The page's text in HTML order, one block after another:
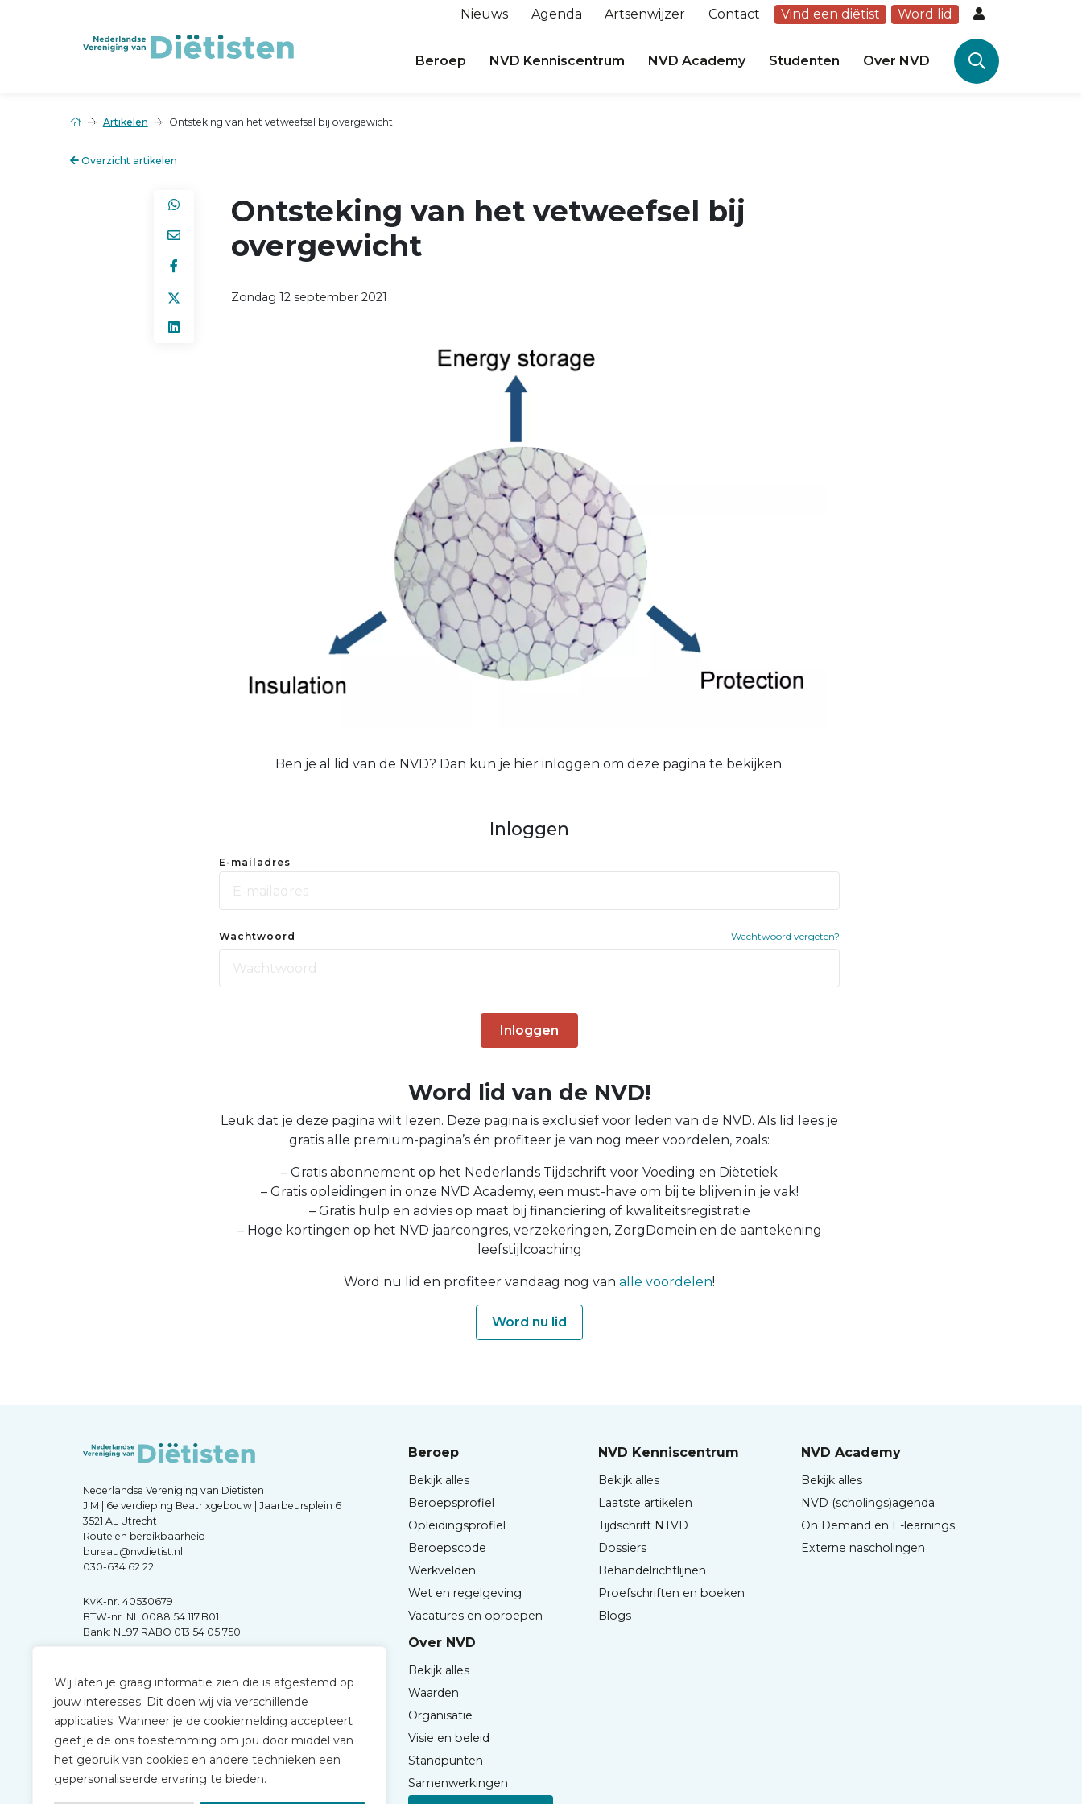
Wij laten je graag informatie zien die is afgestemd op
jouw interesses. Dit doen wij via verschillende
applicaties. Wanneer je de cookiemelding accepteert
geef je de ons toestemming om jou door middel van
het gebruik van cookies en andere technieken een
gepersonaliseerde ervaring te bieden.
Nieuws Agenda Artsenwijzer Contact Vind een diëtist Word lid
Beroep NVD Kenniscentrum NVD Academy Studenten Over NVD
Artikelen Ontsteking van het vetweefsel bij overgewicht
Overzicht artikelen
Ontsteking van het vetweefsel bij
overgewicht
Zondag 12 september 2021
Ben je al lid van de NVD? Dan kun je hier inloggen om deze pagina te bekijken.
Inloggen
E-mailadres
Wachtwoord Wachtwoord vergeten?
Inloggen
Word lid van de NVD!
Leuk dat je deze pagina wilt lezen. Deze pagina is exclusief voor leden van de NVD. Als lid lees je
gratis alle premium-pagina’s én profiteer je van nog meer voordelen, zoals:
– Gratis abonnement op het Nederlands Tijdschrift voor Voeding en Diëtetiek
– Gratis opleidingen in onze NVD Academy, een must-have om bij te blijven in je vak!
– Gratis hulp en advies op maat bij financiering of kwaliteitsregistratie
– Hoge kortingen op het NVD jaarcongres, verzekeringen, ZorgDomein en de aantekening
leefstijlcoaching
Word nu lid en profiteer vandaag nog van alle voordelen!
Word nu lid
Nederlandse Vereniging van Diëtisten
JIM | 6e verdieping Beatrixgebouw | Jaarbeursplein 6
3521 AL Utrecht
Route en bereikbaarheid
bureau@nvdietist.nl
030-634 62 22
KvK-nr. 40530679
BTW-nr. NL.0088.54.117.B01
Bank: NL97 RABO 013 54 05 750
Beroep
Bekijk alles
Beroepsprofiel
Opleidingsprofiel
Beroepscode
Werkvelden
Wet en regelgeving
Vacatures en oproepen
NVD Kenniscentrum
Bekijk alles
Laatste artikelen
Tijdschrift NTVD
Dossiers
Behandelrichtlijnen
Proefschriften en boeken
Blogs
NVD Academy
Bekijk alles
NVD (scholings)agenda
On Demand en E-learnings
Externe nascholingen
Over NVD
Bekijk alles
Waarden
Organisatie
Visie en beleid
Standpunten
Samenwerkingen